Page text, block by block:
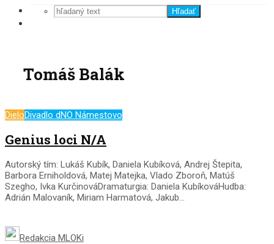
Hľadať
Tomáš Balák
DieloDivadlo dNO Námestovo
Genius loci N/A
Autorský tím: Lukáš Kubík, Daniela Kubíková, Andrej Štepita,
Barbora Erniholdová, Matej Matejka, Vlado Zboroň, Matúš
Szegho, Ivka KurčinováDramaturgia: Daniela KubíkováHudba:
Adrián Malovaník, Miriam Harmatová, Jakub...
Redakcia MLOKi